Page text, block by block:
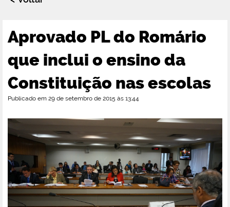
Aprovado PL do Romário
que inclui o ensino da
Constituição nas escolas
Publicado em 29 de setembro de 2015 às 13:44